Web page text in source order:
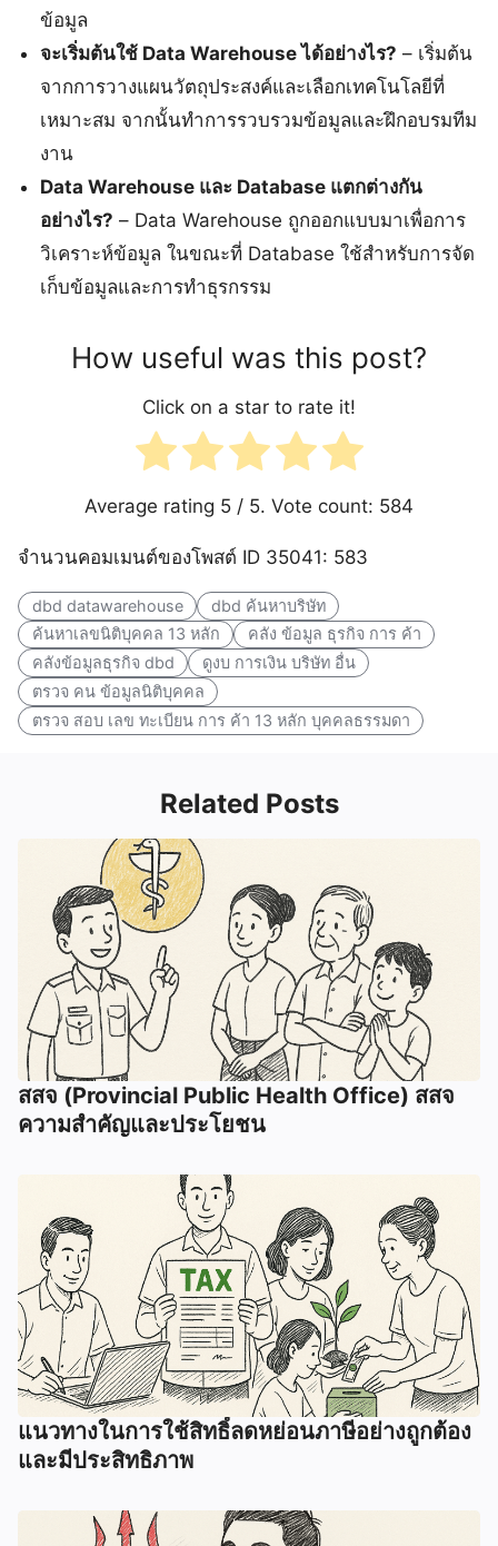
ข้อมูล
จะเริ่มต้นใช้ Data Warehouse ได้อย่างไร? – เริ่มต้น
จากการวางแผนวัตถุประสงค์และเลือกเทคโนโลยีที่
เหมาะสม จากนั้นทำการรวบรวมข้อมูลและฝึกอบรมทีม
งาน
Data Warehouse และ Database แตกต่างกัน
อย่างไร? – Data Warehouse ถูกออกแบบมาเพื่อการ
วิเคราะห์ข้อมูล ในขณะที่ Database ใช้สำหรับการจัด
เก็บข้อมูลและการทำธุรกรรม
How useful was this post?
Click on a star to rate it!
Average rating 5 / 5. Vote count: 584
จำนวนคอมเมนต์ของโพสต์ ID 35041: 583
dbd datawarehouse
dbd ค้นหาบริษัท
ค้นหาเลขนิติบุคคล 13 หลัก
คลัง ข้อมูล ธุรกิจ การ ค้า
คลังข้อมูลธุรกิจ dbd
ดูงบ การเงิน บริษัท อื่น
ตรวจ คน ข้อมูลนิติบุคคล
ตรวจ สอบ เลข ทะเบียน การ ค้า 13 หลัก บุคคลธรรมดา
Related Posts
สสจ (Provincial Public Health Office) สสจ
ความสำคัญและประโยชน
แนวทางในการใช้สิทธิ์ลดหย่อนภาษีอย่างถูกต้อง
และมีประสิทธิภาพ